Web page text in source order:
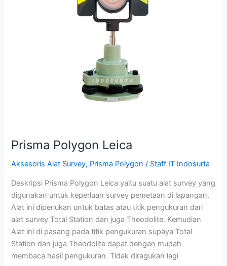
Prisma Polygon Leica
Aksesoris Alat Survey, Prisma Polygon / Staff IT Indosurta
Deskripsi Prisma Polygon Leica yaitu suatu alat survey yang
digunakan untuk keperluan survey pemetaan di lapangan.
Alat ini diperlukan untuk batas atau titik pengukuran dari
alat survey Total Station dan juga Theodolite. Kemudian
Alat ini di pasang pada titik pengukuran supaya Total
Station dan juga Theodolite dapat dengan mudah
membaca hasil pengukuran. Tidak diragukan lagi